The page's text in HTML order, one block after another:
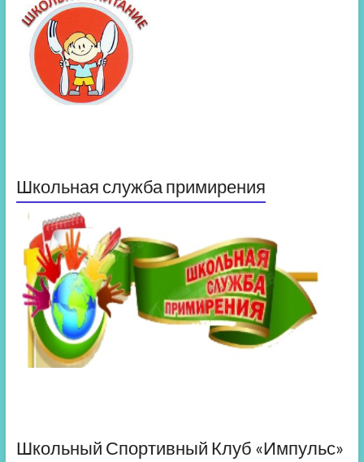
Школьная служба примирения
Школьный Спортивный Клуб «Импульс»